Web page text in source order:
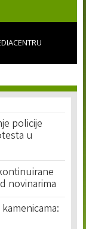
policije
u
novinarima